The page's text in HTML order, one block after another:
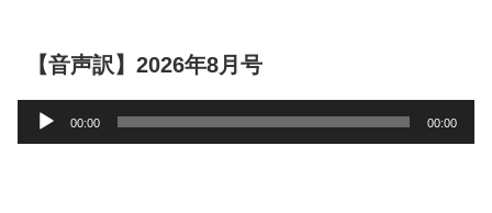
【音声訳】2026年8月号
声
00:00 00:00